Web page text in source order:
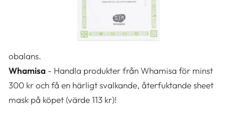
obalans.
Whamisa - Handla produkter från Whamisa för minst
300 kr och få en härligt svalkande, återfuktande sheet
mask på köpet (värde 113 kr)!